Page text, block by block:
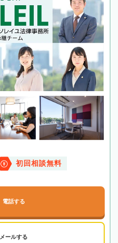
初回相談無料
電話する
メールする